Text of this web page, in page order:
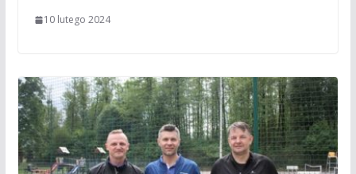
10 lutego 2024